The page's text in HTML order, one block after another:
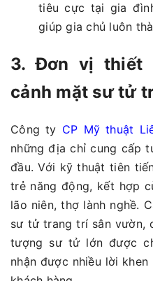
tiêu cực tại gia
giúp gia chủ luôn
3. Đơn vị thiết
cảnh mặt sư tử
Công ty CP Mỹ thuật
những địa chỉ cung cấp
đầu. Với kỹ thuật tiên
trẻ năng động, kết hợp
lão niên, thợ lành nghề.
sư tử trang trí sân vườn,
tượng sư tử lớn được
nhận được nhiều lời